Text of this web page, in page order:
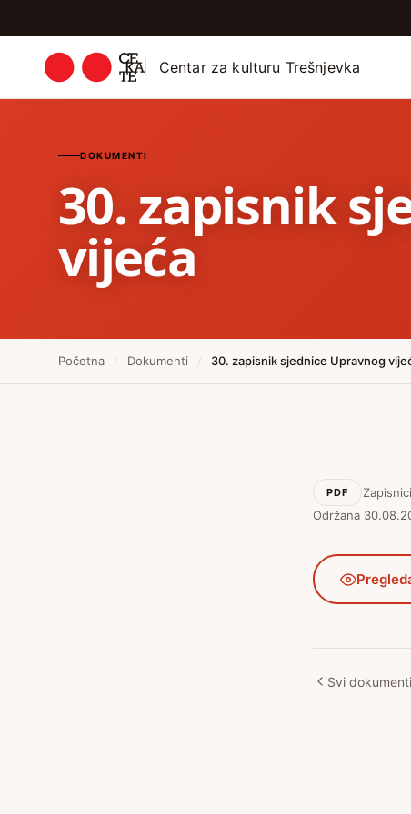
Centar za kulturu Trešnjevka
DOKUMENTI
30. zapisnik
vijeća
Početna / Dokumenti / 30. zapisnik sjednice Upravnog
PDF
Zapisnici
Održana
Svi dokumenti